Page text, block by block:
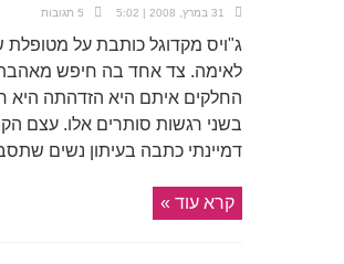
31 במרץ, 2008 | 5:02 5 תגובות
ג"ויס מקדוגל כותבת על
לאימה. צד אחד בה חיפש
החלקים איתם היא הזדהתה היא
בשני רגשות סותרים אלו. עצם
דמיינתי כתבה בעיתון נשים
קרא עוד »